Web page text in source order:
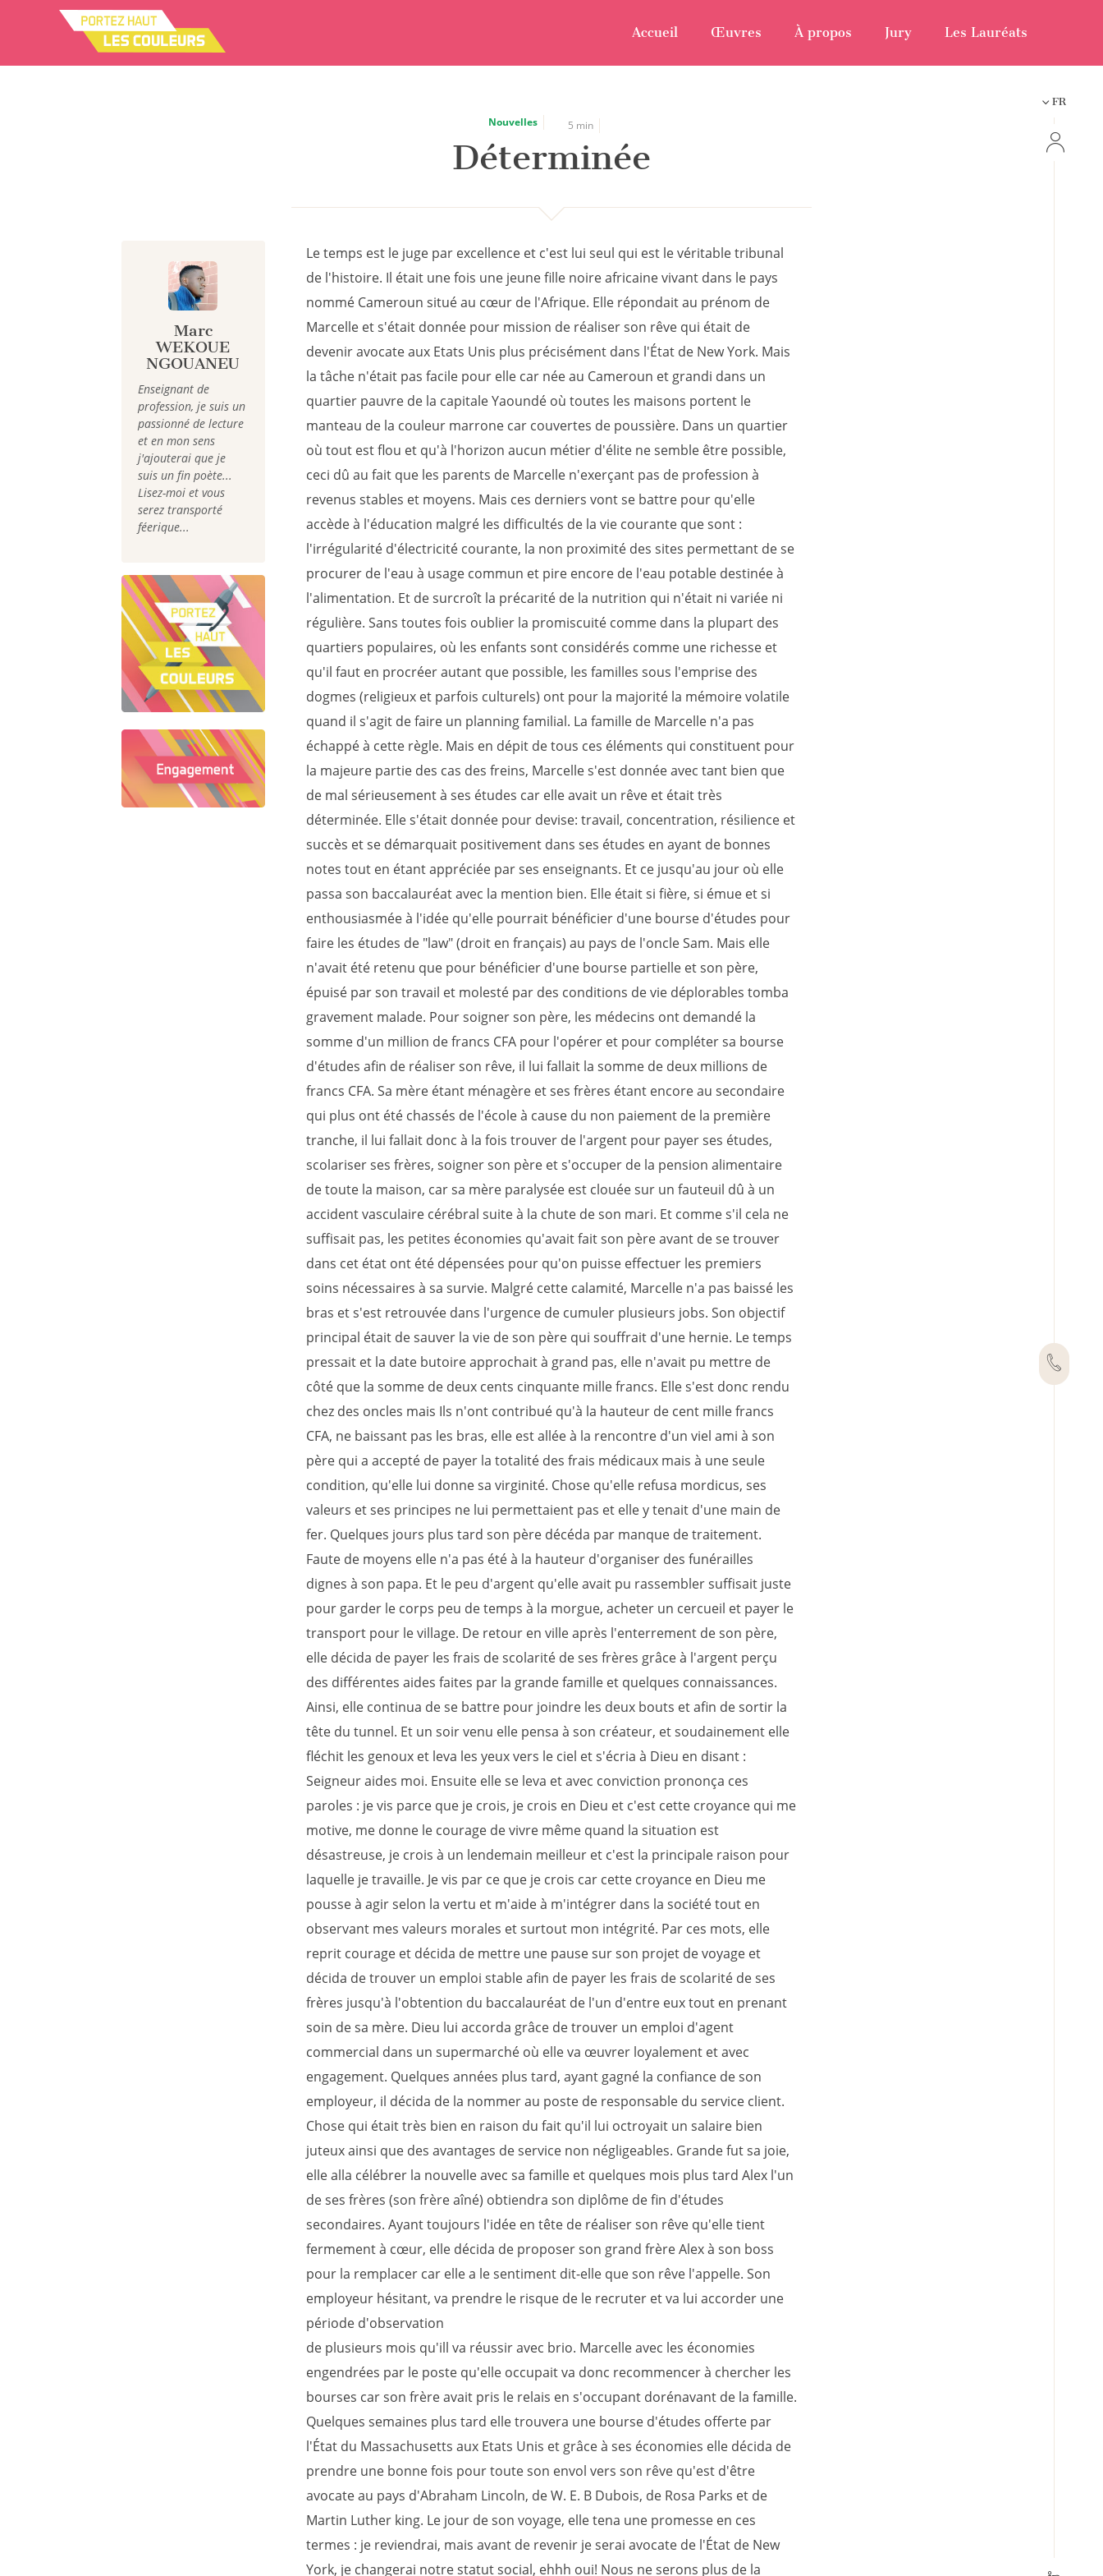
Panneau de gestion des cookies
Accueil Œuvres À propos Jury Les Lauréats
FR
Nouvelles 5 min
Déterminée
Marc
WEKOUE
NGOUANEU
Enseignant de
profession, je suis un
passionné de lecture
et en mon sens
j'ajouterai que je
suis un fin poète...
Lisez-moi et vous
serez transporté
féerique...
Le temps est le juge par excellence et c'est lui seul qui est le véritable tribunal
de l'histoire. Il était une fois une jeune fille noire africaine vivant dans le pays
nommé Cameroun situé au cœur de l'Afrique. Elle répondait au prénom de
Marcelle et s'était donnée pour mission de réaliser son rêve qui était de
devenir avocate aux Etats Unis plus précisément dans l'État de New York. Mais
la tâche n'était pas facile pour elle car née au Cameroun et grandi dans un
quartier pauvre de la capitale Yaoundé où toutes les maisons portent le
manteau de la couleur marrone car couvertes de poussière. Dans un quartier
où tout est flou et qu'à l'horizon aucun métier d'élite ne semble être possible,
ceci dû au fait que les parents de Marcelle n'exerçant pas de profession à
revenus stables et moyens. Mais ces derniers vont se battre pour qu'elle
accède à l'éducation malgré les difficultés de la vie courante que sont :
l'irrégularité d'électricité courante, la non proximité des sites permettant de se
procurer de l'eau à usage commun et pire encore de l'eau potable destinée à
l'alimentation. Et de surcroît la précarité de la nutrition qui n'était ni variée ni
régulière. Sans toutes fois oublier la promiscuité comme dans la plupart des
quartiers populaires, où les enfants sont considérés comme une richesse et
qu'il faut en procréer autant que possible, les familles sous l'emprise des
dogmes (religieux et parfois culturels) ont pour la majorité la mémoire volatile
quand il s'agit de faire un planning familial. La famille de Marcelle n'a pas
échappé à cette règle. Mais en dépit de tous ces éléments qui constituent pour
la majeure partie des cas des freins, Marcelle s'est donnée avec tant bien que
de mal sérieusement à ses études car elle avait un rêve et était très
déterminée. Elle s'était donnée pour devise: travail, concentration, résilience et
succès et se démarquait positivement dans ses études en ayant de bonnes
notes tout en étant appréciée par ses enseignants. Et ce jusqu'au jour où elle
passa son baccalauréat avec la mention bien. Elle était si fière, si émue et si
enthousiasmée à l'idée qu'elle pourrait bénéficier d'une bourse d'études pour
faire les études de "law" (droit en français) au pays de l'oncle Sam. Mais elle
n'avait été retenu que pour bénéficier d'une bourse partielle et son père,
épuisé par son travail et molesté par des conditions de vie déplorables tomba
gravement malade. Pour soigner son père, les médecins ont demandé la
somme d'un million de francs CFA pour l'opérer et pour compléter sa bourse
d'études afin de réaliser son rêve, il lui fallait la somme de deux millions de
francs CFA. Sa mère étant ménagère et ses frères étant encore au secondaire
qui plus ont été chassés de l'école à cause du non paiement de la première
tranche, il lui fallait donc à la fois trouver de l'argent pour payer ses études,
scolariser ses frères, soigner son père et s'occuper de la pension alimentaire
de toute la maison, car sa mère paralysée est clouée sur un fauteuil dû à un
accident vasculaire cérébral suite à la chute de son mari. Et comme s'il cela ne
suffisait pas, les petites économies qu'avait fait son père avant de se trouver
dans cet état ont été dépensées pour qu'on puisse effectuer les premiers
soins nécessaires à sa survie. Malgré cette calamité, Marcelle n'a pas baissé les
bras et s'est retrouvée dans l'urgence de cumuler plusieurs jobs. Son objectif
principal était de sauver la vie de son père qui souffrait d'une hernie. Le temps
pressait et la date butoire approchait à grand pas, elle n'avait pu mettre de
côté que la somme de deux cents cinquante mille francs. Elle s'est donc rendu
chez des oncles mais Ils n'ont contribué qu'à la hauteur de cent mille francs
CFA, ne baissant pas les bras, elle est allée à la rencontre d'un viel ami à son
père qui a accepté de payer la totalité des frais médicaux mais à une seule
condition, qu'elle lui donne sa virginité. Chose qu'elle refusa mordicus, ses
valeurs et ses principes ne lui permettaient pas et elle y tenait d'une main de
fer. Quelques jours plus tard son père décéda par manque de traitement.
Faute de moyens elle n'a pas été à la hauteur d'organiser des funérailles
dignes à son papa. Et le peu d'argent qu'elle avait pu rassembler suffisait juste
pour garder le corps peu de temps à la morgue, acheter un cercueil et payer le
transport pour le village. De retour en ville après l'enterrement de son père,
elle décida de payer les frais de scolarité de ses frères grâce à l'argent perçu
des différentes aides faites par la grande famille et quelques connaissances.
Ainsi, elle continua de se battre pour joindre les deux bouts et afin de sortir la
tête du tunnel. Et un soir venu elle pensa à son créateur, et soudainement elle
fléchit les genoux et leva les yeux vers le ciel et s'écria à Dieu en disant :
Seigneur aides moi. Ensuite elle se leva et avec conviction prononça ces
paroles : je vis parce que je crois, je crois en Dieu et c'est cette croyance qui me
motive, me donne le courage de vivre même quand la situation est
désastreuse, je crois à un lendemain meilleur et c'est la principale raison pour
laquelle je travaille. Je vis par ce que je crois car cette croyance en Dieu me
pousse à agir selon la vertu et m'aide à m'intégrer dans la société tout en
observant mes valeurs morales et surtout mon intégrité. Par ces mots, elle
reprit courage et décida de mettre une pause sur son projet de voyage et
décida de trouver un emploi stable afin de payer les frais de scolarité de ses
frères jusqu'à l'obtention du baccalauréat de l'un d'entre eux tout en prenant
soin de sa mère. Dieu lui accorda grâce de trouver un emploi d'agent
commercial dans un supermarché où elle va œuvrer loyalement et avec
engagement. Quelques années plus tard, ayant gagné la confiance de son
employeur, il décida de la nommer au poste de responsable du service client.
Chose qui était très bien en raison du fait qu'il lui octroyait un salaire bien
juteux ainsi que des avantages de service non négligeables. Grande fut sa joie,
elle alla célébrer la nouvelle avec sa famille et quelques mois plus tard Alex l'un
de ses frères (son frère aîné) obtiendra son diplôme de fin d'études
secondaires. Ayant toujours l'idée en tête de réaliser son rêve qu'elle tient
fermement à cœur, elle décida de proposer son grand frère Alex à son boss
pour la remplacer car elle a le sentiment dit-elle que son rêve l'appelle. Son
employeur hésitant, va prendre le risque de le recruter et va lui accorder une
période d'observation
de plusieurs mois qu'ill va réussir avec brio. Marcelle avec les économies
engendrées par le poste qu'elle occupait va donc recommencer à chercher les
bourses car son frère avait pris le relais en s'occupant dorénavant de la famille.
Quelques semaines plus tard elle trouvera une bourse d'études offerte par
l'État du Massachusetts aux Etats Unis et grâce à ses économies elle décida de
prendre une bonne fois pour toute son envol vers son rêve qu'est d'être
avocate au pays d'Abraham Lincoln, de W. E. B Dubois, de Rosa Parks et de
Martin Luther king. Le jour de son voyage, elle tena une promesse en ces
termes : je reviendrai, mais avant de revenir je serai avocate de l'État de New
York, je changerai notre statut social, ehhh oui! Nous ne serons plus de la